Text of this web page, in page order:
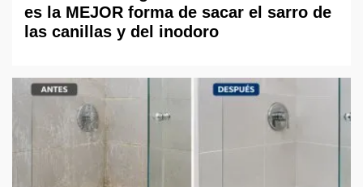
es la MEJOR forma de sacar el sarro de
las canillas y del inodoro